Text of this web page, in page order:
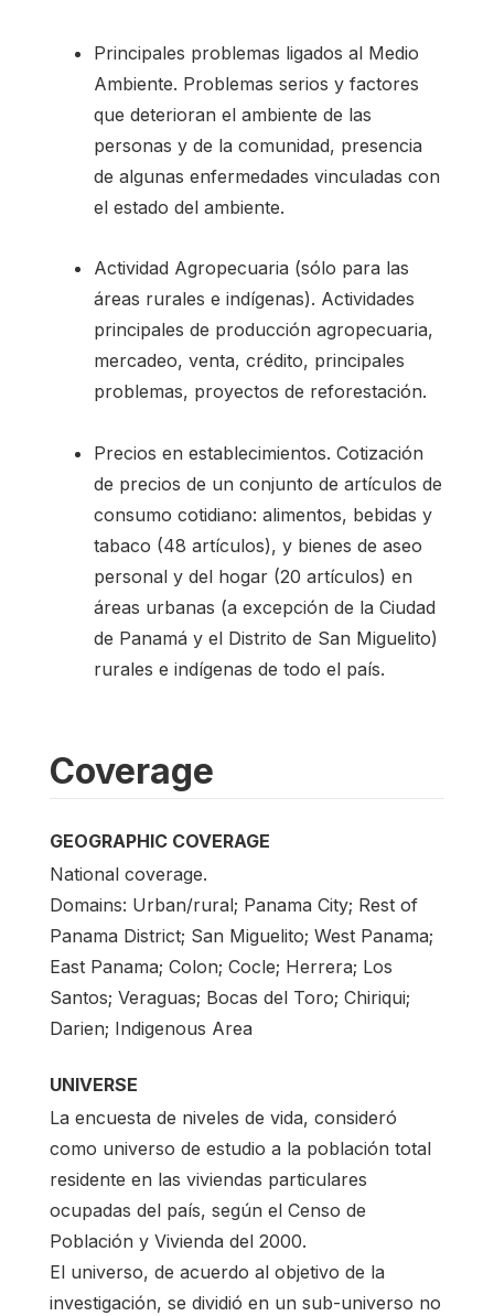
Principales problemas ligados al Medio
Ambiente. Problemas serios y factores
que deterioran el ambiente de las
personas y de la comunidad, presencia
de algunas enfermedades vinculadas con
el estado del ambiente.
Actividad Agropecuaria (sólo para las
áreas rurales e indígenas). Actividades
principales de producción agropecuaria,
mercadeo, venta, crédito, principales
problemas, proyectos de reforestación.
Precios en establecimientos. Cotización
de precios de un conjunto de artículos de
consumo cotidiano: alimentos, bebidas y
tabaco (48 artículos), y bienes de aseo
personal y del hogar (20 artículos) en
áreas urbanas (a excepción de la Ciudad
de Panamá y el Distrito de San Miguelito)
rurales e indígenas de todo el país.
Coverage
GEOGRAPHIC COVERAGE
National coverage.
Domains: Urban/rural; Panama City; Rest of
Panama District; San Miguelito; West Panama;
East Panama; Colon; Cocle; Herrera; Los
Santos; Veraguas; Bocas del Toro; Chiriqui;
Darien; Indigenous Area
UNIVERSE
La encuesta de niveles de vida, consideró
como universo de estudio a la población total
residente en las viviendas particulares
ocupadas del país, según el Censo de
Población y Vivienda del 2000.
El universo, de acuerdo al objetivo de la
investigación, se dividió en un sub-universo no